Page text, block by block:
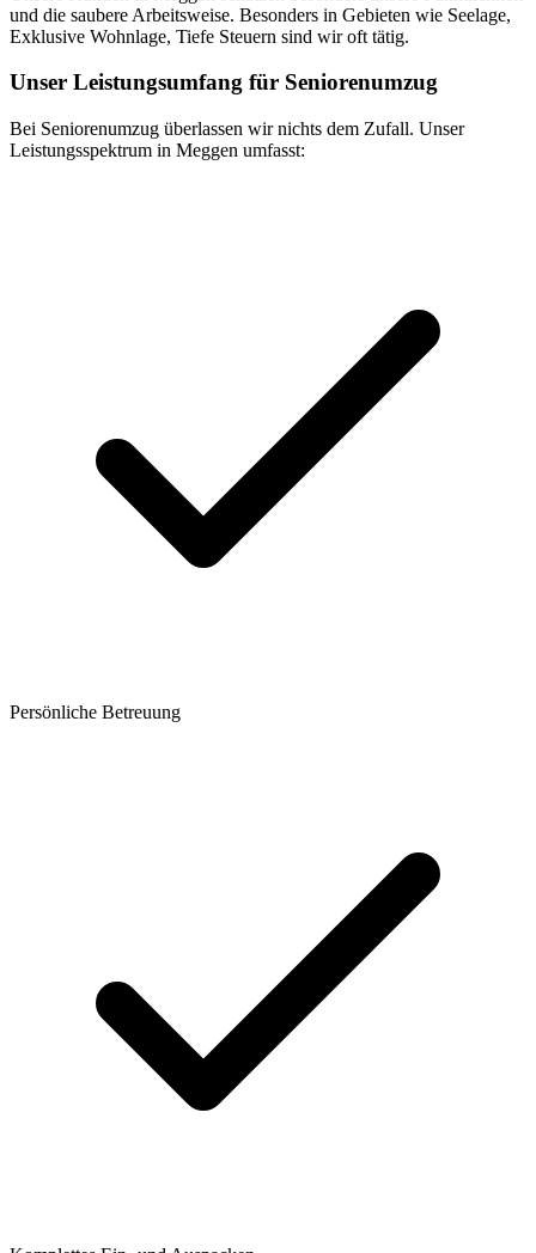
und die saubere Arbeitsweise. Besonders in Gebieten wie Seelage,
Exklusive Wohnlage, Tiefe Steuern sind wir oft tätig.
Unser Leistungsumfang für Seniorenumzug
Bei Seniorenumzug überlassen wir nichts dem Zufall. Unser
Leistungsspektrum in Meggen umfasst:
Persönliche Betreuung